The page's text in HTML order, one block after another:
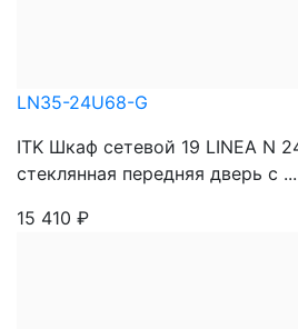
LN35-24U68-G
ITK Шкаф сетевой 19 LINEA N
стеклянная передняя дверь с ...
15 410 ₽